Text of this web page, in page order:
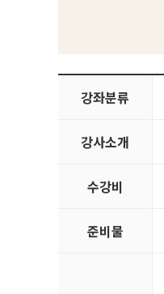
강좌분류
강사소개
수강비
준비물